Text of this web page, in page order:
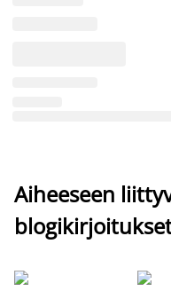
Aiheeseen